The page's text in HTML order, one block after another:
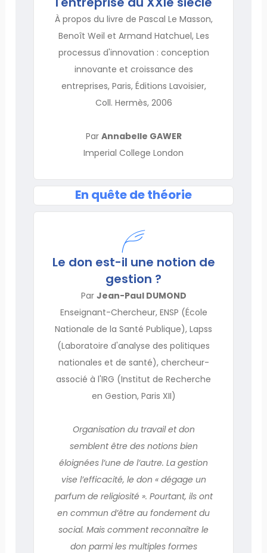
À propos du livre de Pascal Le Masson,
Benoît Weil et Armand Hatchuel, Les
processus d'innovation : conception
innovante et croissance des
entreprises, Paris, Éditions Lavoisier,
Coll. Hermès, 2006
Par Annabelle GAWER
Imperial College London
En quête de théorie
Le don est-il une notion de
gestion ?
Par Jean-Paul DUMOND
Enseignant-Chercheur, ENSP (École
Nationale de la Santé Publique), Lapss
(Laboratoire d'analyse des politiques
nationales et de santé), chercheur-
associé à l'IRG (Institut de Recherche
en Gestion, Paris XII)
Organisation du travail et don
semblent être des notions bien
éloignées l’une de l’autre. La gestion
vise l’efficacité, le don « dégage un
parfum de religiosité ». Pourtant, ils ont
en commun d’être au fondement du
social. Mais comment reconnaître le
don parmi les multiples formes